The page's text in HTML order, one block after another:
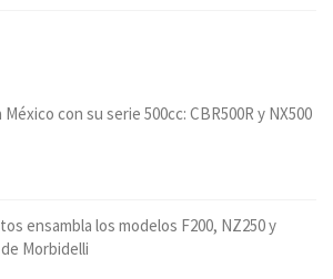
México con su serie 500cc: CBR500R y NX500
ensambla los modelos F200, NZ250 y
Morbidelli